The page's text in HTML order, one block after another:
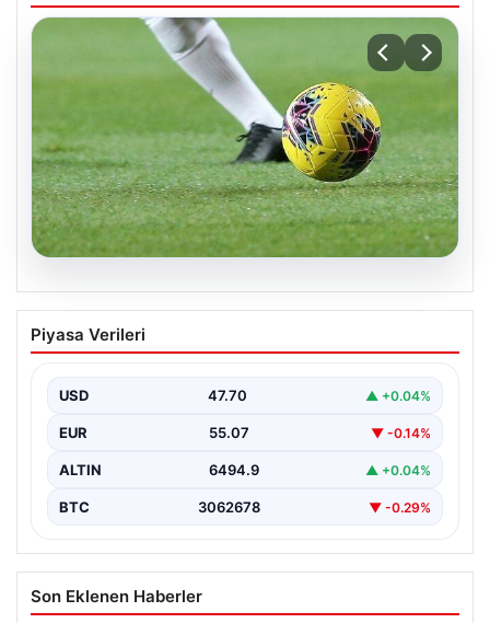
05.08.2026
04 Ağustos 2026 Salı Günkü Maç
Programı ve Yayın Akışları
oldukça hareketli ve heyecan verici bir…
Piyasa Verileri
USD 47.70 ▲ +0.04%
EUR 55.07 ▼ -0.14%
ALTIN 6494.9 ▲ +0.04%
BTC 3062678 ▼ -0.29%
Son Eklenen Haberler